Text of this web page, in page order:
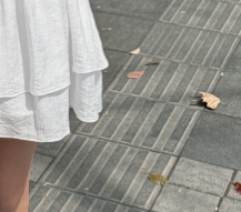
티셔츠
니트
블라우스
원피스